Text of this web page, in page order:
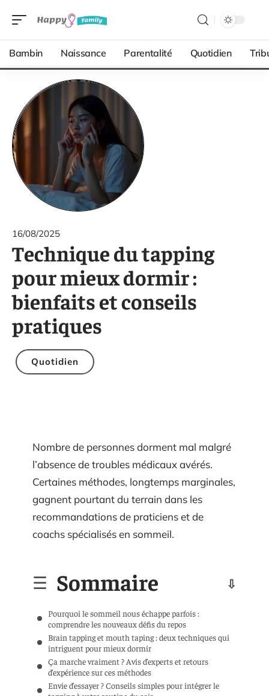
Bambin Naissance Parentalité Quotidien
16/08/2025
Technique du tapping
pour mieux dormir :
bienfaits et conseils
pratiques
Quotidien
Nombre de personnes dorment mal malgré
l’absence de troubles médicaux avérés.
Certaines méthodes, longtemps marginales,
gagnent pourtant du terrain dans les
recommandations de praticiens et de
coachs spécialisés en sommeil.
Sommaire
Pourquoi le sommeil nous échappe parfois :
comprendre les nouveaux défis du repos
Brain tapping et mouth taping : deux techniques qui
intriguent pour mieux dormir
Ça marche vraiment ? Avis d’experts et retours
d’expérience sur ces méthodes
Envie d’essayer ? Conseils simples pour intégrer le